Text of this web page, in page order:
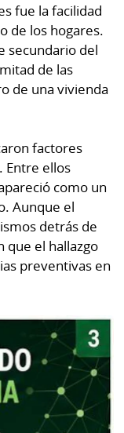
fue la facilidad
de los hogares.
secundario del
de las
de una vivienda
factores
Entre ellos
como un
Aunque el
detrás de
que el hallazgo
preventivas en